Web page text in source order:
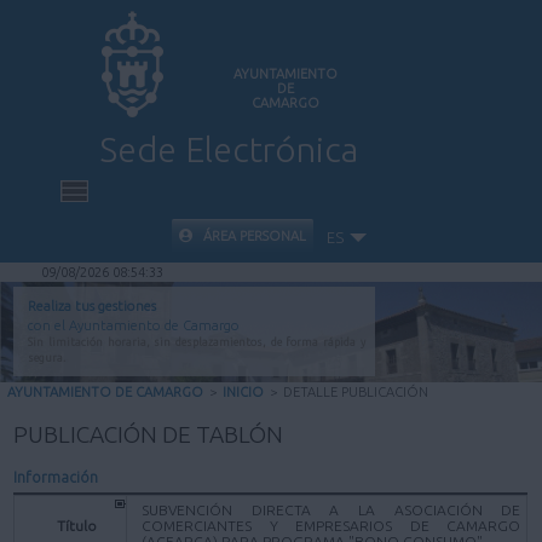
AYUNTAMIENTO
DE
CAMARGO
Sede Electrónica
INICIO
INFORMACIÓN PÚBLICA
CARPETA CIUDADANA
VALIDACIÓN DE DOCUMENTOS
ÁREA PERSONAL ES
09/08/2026 08:54:33
Realiza tus gestiones
con el Ayuntamiento de Camargo
AYUNTAMIENTO DE CAMARGO > INICIO > DETALLE PUBLICACIÓN
PUBLICACIÓN DE TABLÓN
Información
Título
SUBVENCIÓN DIRECTA A LA ASOCIACIÓN DE
COMERCIANTES Y EMPRESARIOS DE CAMARGO